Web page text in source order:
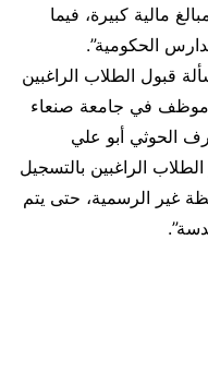
مالية كبيرة، فيما
الحكومية”.
قبول الطلاب الراغبين
موظف في جامعة صنعاء
الحوثي أبو علي
الراغبين بالتسجيل
غير الرسمية، حتى يتم